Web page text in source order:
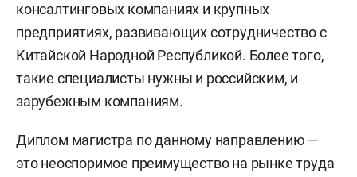
консалтинговых компаниях и крупных
предприятиях, развивающих сотрудничество с
Китайской Народной Республикой. Более того,
такие специалисты нужны и российским, и
зарубежным компаниям.
Диплом магистра по данному направлению —
это неоспоримое преимущество на рынке труда